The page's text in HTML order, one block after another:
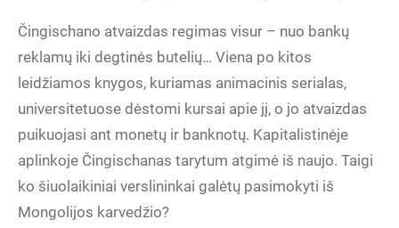
Čingischano atvaizdas regimas visur – nuo bankų
reklamų iki degtinės butelių… Viena po kitos
leidžiamos knygos, kuriamas animacinis serialas,
universitetuose dėstomi kursai apie jį, o jo atvaizdas
puikuojasi ant monetų ir banknotų. Kapitalistinėje
aplinkoje Čingischanas tarytum atgimė iš naujo. Taigi
ko šiuolaikiniai verslininkai galėtų pasimokyti iš
Mongolijos karvedžio?